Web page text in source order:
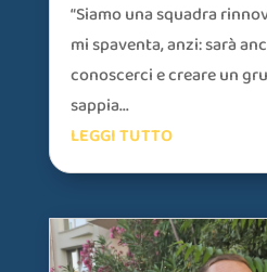
“Siamo una squadra
mi spaventa, anzi: sarà
conoscerci e creare un
sappia...
LEGGI TUTTO